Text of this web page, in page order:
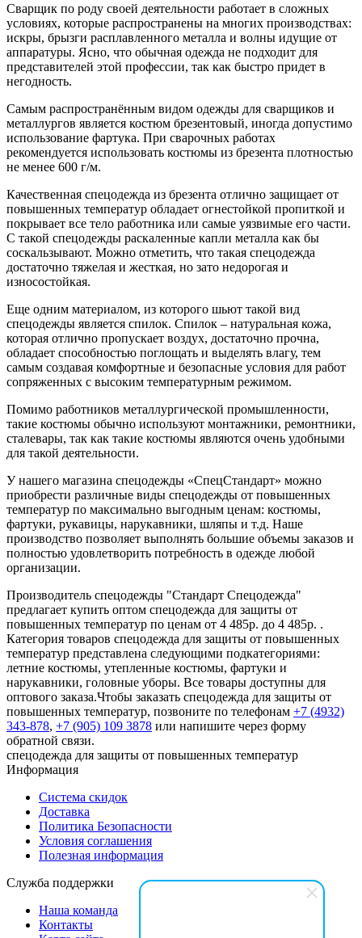
Сварщик по роду своей деятельности работает в сложных
условиях, которые распространены на многих производствах:
искры, брызги расплавленного металла и волны идущие от
аппаратуры. Ясно, что обычная одежда не подходит для
представителей этой профессии, так как быстро придет в
негодность.
Самым распространённым видом одежды для сварщиков и
металлургов является костюм брезентовый, иногда допустимо
использование фартука. При сварочных работах
рекомендуется использовать костюмы из брезента плотностью
не менее 600 г/м.
Качественная спецодежда из брезента отлично защищает от
повышенных температур обладает огнестойкой пропиткой и
покрывает все тело работника или самые уязвимые его части.
С такой спецодежды раскаленные капли металла как бы
соскальзывают. Можно отметить, что такая спецодежда
достаточно тяжелая и жесткая, но зато недорогая и
износостойкая.
Еще одним материалом, из которого шьют такой вид
спецодежды является спилок. Спилок – натуральная кожа,
которая отлично пропускает воздух, достаточно прочна,
обладает способностью поглощать и выделять влагу, тем
самым создавая комфортные и безопасные условия для работ
сопряженных с высоким температурным режимом.
Помимо работников металлургической промышленности,
такие костюмы обычно используют монтажники, ремонтники,
сталевары, так как такие костюмы являются очень удобными
для такой деятельности.
У нашего магазина спецодежды «СпецСтандарт» можно
приобрести различные виды спецодежды от повышенных
температур по максимально выгодным ценам: костюмы,
фартуки, рукавицы, нарукавники, шляпы и т.д. Наше
производство позволяет выполнять большие объемы заказов и
полностью удовлетворить потребность в одежде любой
организации.
Производитель спецодежды "Стандарт Спецодежда"
предлагает купить оптом спецодежда для защиты от
повышенных температур по ценам от 4 485р. до 4 485р. .
Категория товаров спецодежда для защиты от повышенных
температур представлена следующими подкатегориями:
летние костюмы, утепленные костюмы, фартуки и
нарукавники, головные уборы. Все товары доступны для
оптового заказа.Чтобы заказать спецодежда для защиты от
повышенных температур, позвоните по телефонам +7 (4932)
343-878, +7 (905) 109 3878 или напишите через форму
обратной связи.
спецодежда для защиты от повышенных температур
Информация
Система скидок
Доставка
Политика Безопасности
Условия соглашения
Полезная информация
Служба поддержки
Наша команда
Контакты